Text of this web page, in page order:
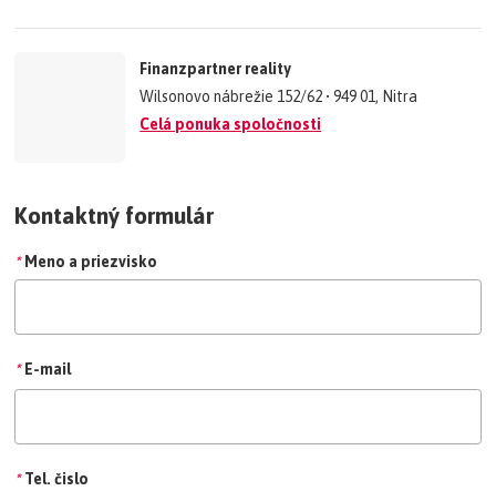
Finanzpartner reality
Wilsonovo nábrežie 152/62 • 949 01, Nitra
Celá ponuka spoločnosti
Kontaktný formulár
* Meno a priezvisko
* E-mail
* Tel. čislo